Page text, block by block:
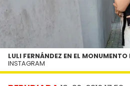
LULI FERNÁNDEZ EN EL
INSTAGRAM